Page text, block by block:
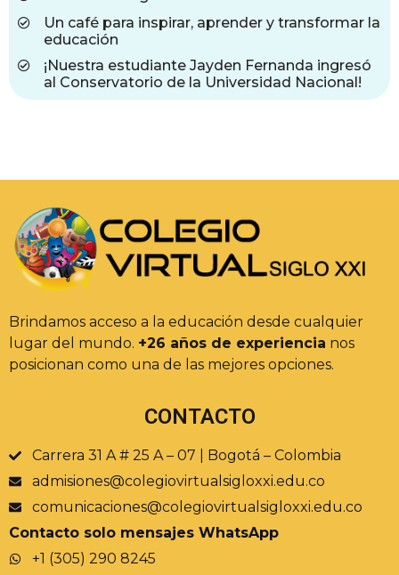
Un café para inspirar, aprender y transformar la
educación
¡Nuestra estudiante Jayden Fernanda ingresó
al Conservatorio de la Universidad Nacional!
Brindamos acceso a la educación desde cualquier
lugar del mundo. +26 años de experiencia nos
posicionan como una de las mejores opciones.
CONTACTO
Carrera 31 A # 25 A – 07 | Bogotá – Colombia
admisiones@colegiovirtualsigloxxi.edu.co
comunicaciones@colegiovirtualsigloxxi.edu.co
Contacto solo mensajes WhatsApp
+1 (305) 290 8245